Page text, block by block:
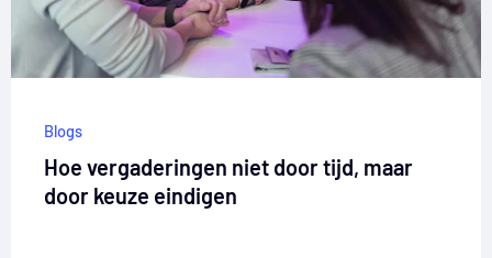
Blogs
Hoe vergaderingen niet door tijd, maar
door keuze eindigen